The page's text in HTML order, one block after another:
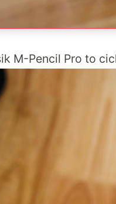
M-Pencil Pro to